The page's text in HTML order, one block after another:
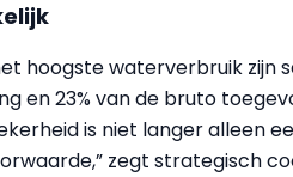
hoogste waterverbruik zijn
en 23% van de bruto
is niet langer alleen
zegt strategisch